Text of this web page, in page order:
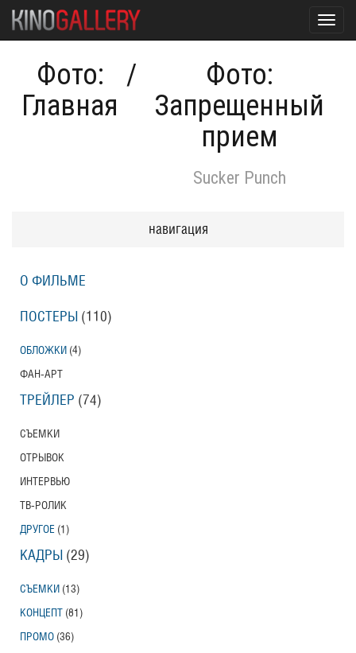
Фото:
Главная
/
Фото:
Запрещенный
прием
Sucker Punch
навигация
О ФИЛЬМЕ
ПОСТЕРЫ (110)
ОБЛОЖКИ (4)
ФАН-АРТ
ТРЕЙЛЕР (74)
СЪЕМКИ
ОТРЫВОК
ИНТЕРВЬЮ
ТВ-РОЛИК
ДРУГОЕ (1)
КАДРЫ (29)
СЪЕМКИ (13)
КОНЦЕПТ (81)
ПРОМО (36)